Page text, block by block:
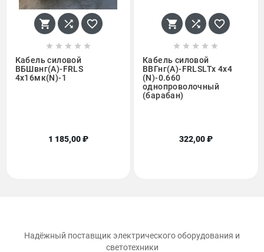
  
    
Кабель силовой
ВБШвнг(А)-FRLS
4х16мк(N)-1
1 185,00 ₽
  
    
Кабель силовой
ВВГнг(А)-FRLSLTx 4х4
(N)-0.660
однопроволочный
(барабан)
322,00 ₽
Надёжный поставщик электрического оборудования и
светотехники